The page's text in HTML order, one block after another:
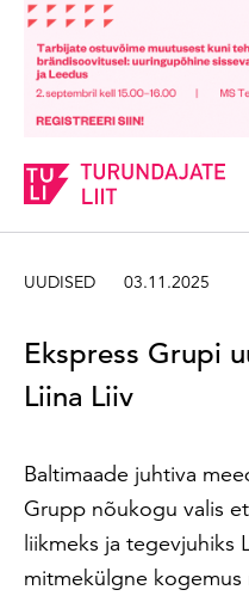
Sisesta märksõna
UUDISED 03.11.2025
Ekspress Grupi
Liina Liiv
Baltimaade juhtiva
Grupp nõukogu valis
liikmeks ja tegevjuhiks
mitmekülgne